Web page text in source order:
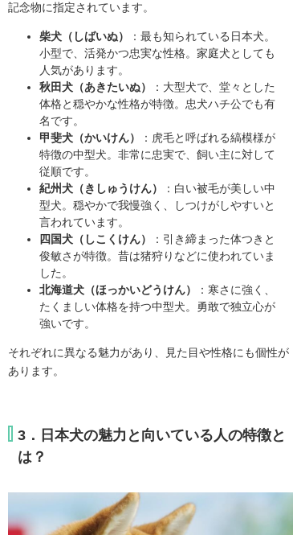
記念物に指定されています。
柴犬（しばいぬ）
：最も知られている日本犬。
小型で、活発かつ忠実な性格。家庭犬としても
人気があります。
秋田犬（あきたいぬ）
：大型犬で、堂々とした
体格と穏やかな性格が特徴。忠犬ハチ公でも有
名です。
甲斐犬（かいけん）
：虎毛と呼ばれる縞模様が
特徴の中型犬。非常に忠実で、飼い主に対して
従順です。
紀州犬（きしゅうけん）
：白い被毛が美しい中
型犬。穏やかで我慢強く、しつけがしやすいと
言われています。
四国犬（しこくけん）
：引き締まった体つきと
俊敏さが特徴。昔は猪狩りなどに使われていま
した。
北海道犬（ほっかいどうけん）
：寒さに強く、
たくましい体格を持つ中型犬。勇敢で独立心が
強いです。
それぞれに異なる魅力があり、見た目や性格にも個性が
あります。
3．日本犬の魅力と向いている人の特徴と
は？